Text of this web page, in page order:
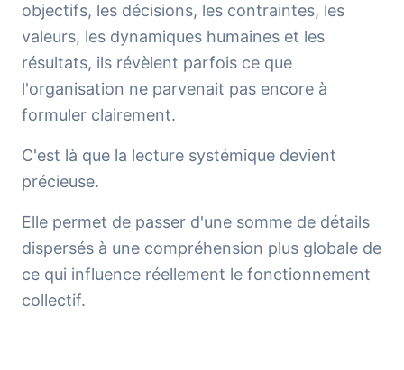
objectifs, les décisions, les contraintes, les
valeurs, les dynamiques humaines et les
résultats, ils révèlent parfois ce que
l'organisation ne parvenait pas encore à
formuler clairement.
C'est là que la lecture systémique devient
précieuse.
Elle permet de passer d'une somme de détails
dispersés à une compréhension plus globale de
ce qui influence réellement le fonctionnement
collectif.